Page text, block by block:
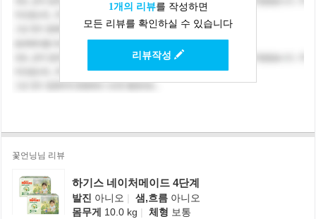
1개의 리뷰를 작성하면
모든 리뷰를 확인하실 수 있습니다
리뷰작성
꽃언닝님 리뷰
하기스 네이처메이드 4단계
발진 아니오 | 샘,흐름 아니오
몸무게 10.0 kg | 체형 보통